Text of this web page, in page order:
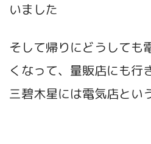
いました
そして帰りにどうしても
くなって、量販店にも行
三碧木星には電気店とい